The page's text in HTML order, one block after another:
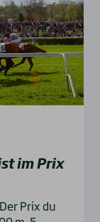
im Prix
Prix du